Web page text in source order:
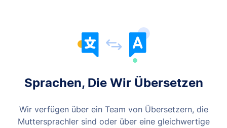
Sprachen, Die Wir Übersetzen
Wir verfügen über ein Team von Übersetzern, die
Muttersprachler sind oder über eine gleichwertige